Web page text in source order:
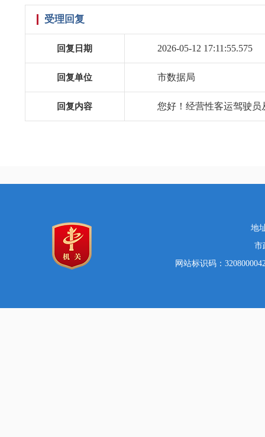
受理回复
回复日期 2026-05-12 17:11:55.575
回复单位 市数据局
回复内容 您好！经营性客运驾驶员
地
市
网站标识码：